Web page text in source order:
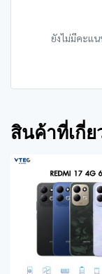
ยังไม่มีคะแ
สินค้าที่เกี่ย